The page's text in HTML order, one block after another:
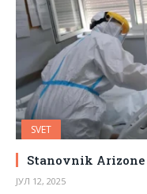
SVET
Stanovnik Arizone
ЈУЛ 12, 2025